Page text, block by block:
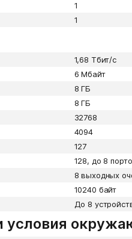
1
1
1,68 Тбит/с
6 Мбайт
8 ГБ
8 ГБ
32768
4094
127
128, до 8
8 выходных
10240 байт
До 8
условия